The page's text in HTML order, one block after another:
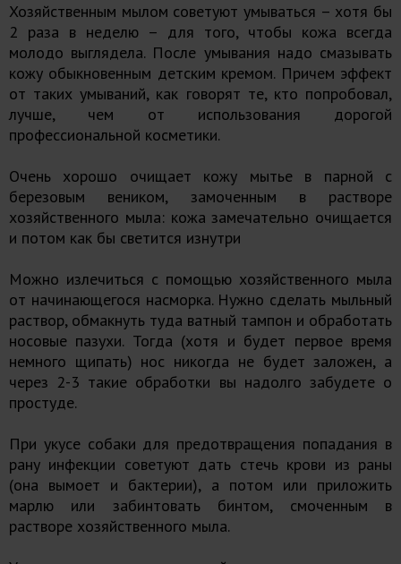
Хозяйственным мылом советуют умываться – хотя бы
2 раза в неделю – для того, чтобы кожа всегда
молодо выглядела. После умывания надо смазывать
кожу обыкновенным детским кремом. Причем эффект
от таких умываний, как говорят те, кто попробовал,
лучше, чем от использования дорогой
профессиональной косметики.
Очень хорошо очищает кожу мытье в парной с
березовым веником, замоченным в растворе
хозяйственного мыла: кожа замечательно очищается
и потом как бы светится изнутри
Можно излечиться с помощью хозяйственного мыла
от начинающегося насморка. Нужно сделать мыльный
раствор, обмакнуть туда ватный тампон и обработать
носовые пазухи. Тогда (хотя и будет первое время
немного щипать) нос никогда не будет заложен, а
через 2-3 такие обработки вы надолго забудете о
простуде.
При укусе собаки для предотвращения попадания в
рану инфекции советуют дать стечь крови из раны
(она вымоет и бактерии), а потом или приложить
марлю или забинтовать бинтом, смоченным в
растворе хозяйственного мыла.